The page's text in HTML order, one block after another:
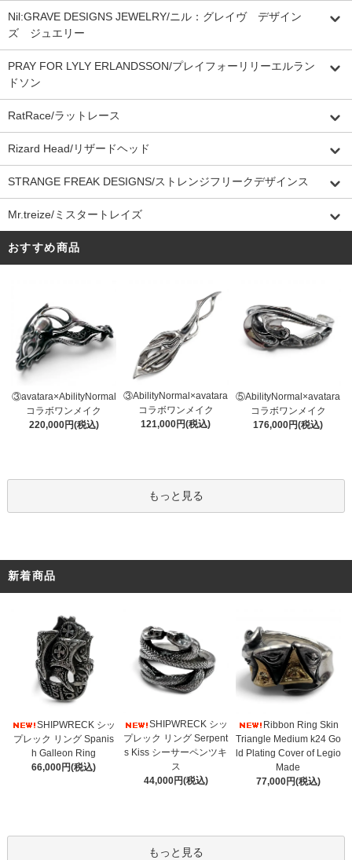
Nil:GRAVE DESIGNS JEWELRY/ニル：グレイヴ デザイン
ズ ジュエリー
PRAY FOR LYLY ERLANDSSON/プレイフォーリリーエルラン
ドソン
RatRace/ラットレース
Rizard Head/リザードヘッド
STRANGE FREAK DESIGNS/ストレンジフリークデザインス
Mr.treize/ミスタートレイズ
おすすめ商品
③avatara×AbilityNormal
コラボワンメイク
220,000円(税込)
③AbilityNormal×avatara
コラボワンメイク
121,000円(税込)
⑤AbilityNormal×avatara
コラボワンメイク
176,000円(税込)
もっと見る
新着商品
SHIPWRECK シッ
プレック リング Spanis
h Galleon Ring
66,000円(税込)
SHIPWRECK シッ
プレック リング Serpent
s Kiss シーサーペンツキ
ス
44,000円(税込)
Ribbon Ring Skin
Triangle Medium k24 Go
ld Plating Cover of Legio
Made
77,000円(税込)
もっと見る